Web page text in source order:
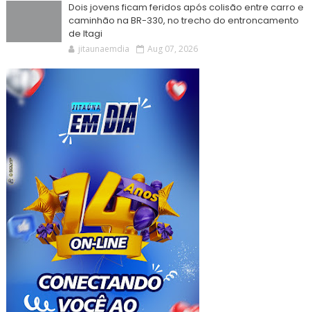
Dois jovens ficam feridos após colisão entre carro e
caminhão na BR-330, no trecho do entroncamento
de Itagi
jitaunaemdia Aug 07, 2026